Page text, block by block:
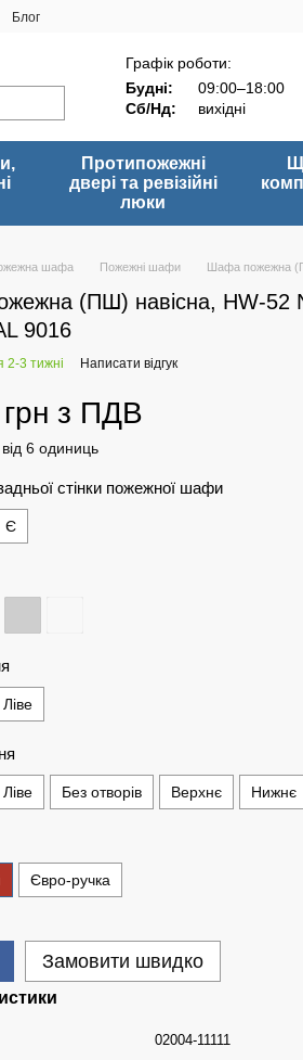
Блог
Графік роботи:
Будні:
09:00–18:00
Сб/Нд:
вихідні
Протипожежні
двері та ревізійні
люки
шафа Пожежні шафи Шафа пожежна
(ПШ) навісна, HW-52
9016
2-3 тижні Написати відгук
з ПДВ
6 одиниць
стінки пожежної шафи
Є
Ліве
Ліве Без отворів Верхнє Нижнє
Євро-ручка
Замовити швидко
02004-11111